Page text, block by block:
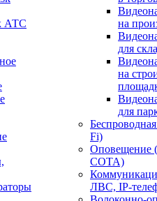
АТС
на
для
на
для
Fi)
СОТА)
ЛВС, IP-